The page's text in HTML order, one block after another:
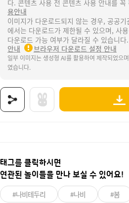
다. 콘텐츠 사용 전 콘텐츠 사용 안내를 꼭
용안내
이미지가 다운로드되지 않는 경우, 공공기
에서는 다운로드가 제한될 수 있으며, 사
다운로드 가능 여부가 달라질 수 있습니다.
안내
브라우저 다운로드 설정 안내
일부 이미지는 생성형 AI를 활용하여 제작되었으
였습니다.
태그를 클릭하시면
연관된 놀이들을 만나 보실 수 있어요!
#나비테두리 #나비 #봄